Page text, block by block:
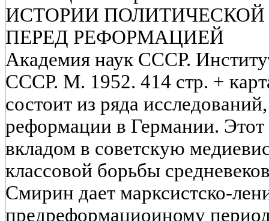
ИСТОРИИ
ПЕРЕД РЕФОРМАЦИЕЙ
Академия наук СССР.
СССР. М. 1952. 414 стр. +
состоит из ряда
реформации в Германии. Этот
вкладом в советскую
классовой борьбы
Смирин дает марксистско-
предреформациоиному